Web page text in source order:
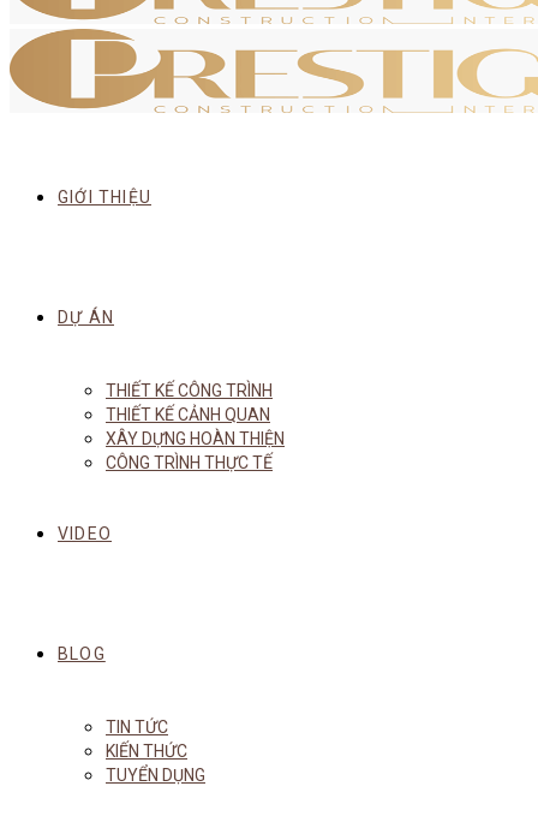
GIỚI THIỆU
DỰ ÁN
THIẾT KẾ CÔNG TRÌNH
THIẾT KẾ CẢNH QUAN
XÂY DỰNG HOÀN THIỆN
CÔNG TRÌNH THỰC TẾ
VIDEO
BLOG
TIN TỨC
KIẾN THỨC
TUYỂN DỤNG